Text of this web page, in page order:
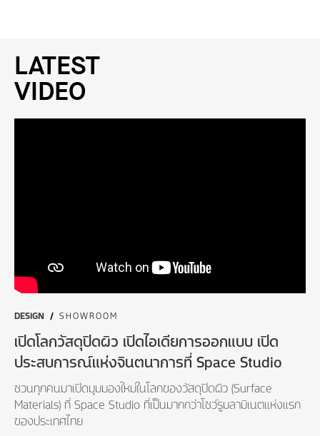
LATEST
VIDEO
DESIGN / SHOWROOM
เปิดโลกวัสดุปิดผิว เปิดไอเดียการออกแบบ เปิด
ประสบการณ์แห่งจินตนาการที่ Space Studio
ชวนทุกคนมาเปิดมุมมองใหม่ในโลกของวัสดุปิดผิว (Surface
Materials) ที่ Space Studio ที่เป็นมากกว่าโชว์รูมลามิเนตแห่งแรก
ของประเทศไทย